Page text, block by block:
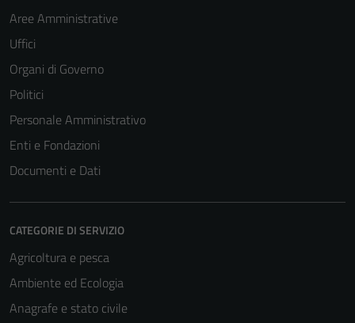
Aree Amministrative
Uffici
Organi di Governo
Politici
Personale Amministrativo
Enti e Fondazioni
Documenti e Dati
CATEGORIE DI SERVIZIO
Agricoltura e pesca
Ambiente ed Ecologia
Anagrafe e stato civile